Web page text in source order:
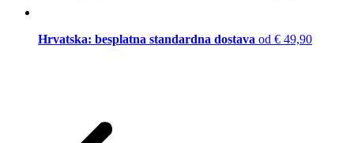
Hrvatska: besplatna standardna dostava od € 49,90